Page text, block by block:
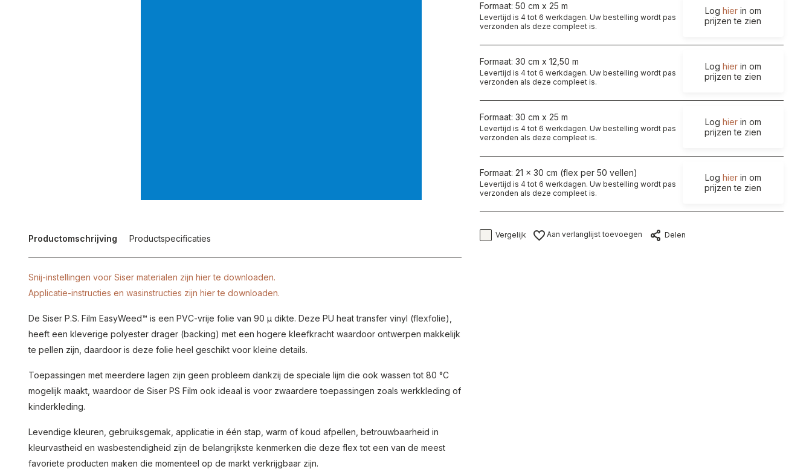
Productomschrijving Productspecificaties
Snij-instellingen voor Siser materialen zijn hier te downloaden.
Applicatie-instructies en wasinstructies zijn hier te downloaden.
De Siser P.S. Film EasyWeed™ is een PVC-vrije folie van 90 µ dikte. Deze PU heat transfer vinyl (flexfolie),
heeft een kleverige polyester drager (backing) met een hogere kleefkracht waardoor ontwerpen makkelijk
te pellen zijn, daardoor is deze folie heel geschikt voor kleine details.
Toepassingen met meerdere lagen zijn geen probleem dankzij de speciale lijm die ook wassen tot 80 °C
mogelijk maakt, waardoor de Siser PS Film ook ideaal is voor zwaardere toepassingen zoals werkkleding of
kinderkleding.
Levendige kleuren, gebruiksgemak, applicatie in één stap, warm of koud afpellen, betrouwbaarheid in
kleurvastheid en wasbestendigheid zijn de belangrijkste kenmerken die deze flex tot een van de meest
favoriete producten maken die momenteel op de markt verkrijgbaar zijn.
Formaat: 50 cm x 25 m
Levertijd is 4 tot 6 werkdagen. Uw bestelling wordt pas
verzonden als deze compleet is.
Log hierin om
prijzen te zien
Formaat: 30 cm x 12,50 m
Levertijd is 4 tot 6 werkdagen. Uw bestelling wordt pas
verzonden als deze compleet is.
Log hierin om
prijzen te zien
Formaat: 30 cm x 25 m
Levertijd is 4 tot 6 werkdagen. Uw bestelling wordt pas
verzonden als deze compleet is.
Log hierin om
prijzen te zien
Formaat: 21 x 30 cm (flex per 50 vellen)
Levertijd is 4 tot 6 werkdagen. Uw bestelling wordt pas
verzonden als deze compleet is.
Log hierin om
prijzen te zien
Vergelijk Aan verlanglijst toevoegen Delen